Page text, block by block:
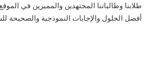
طلابنا وطالباتنا المجتهدين والمميزين في
أفضل الحلول والإجابات النموذجية والصحيحة